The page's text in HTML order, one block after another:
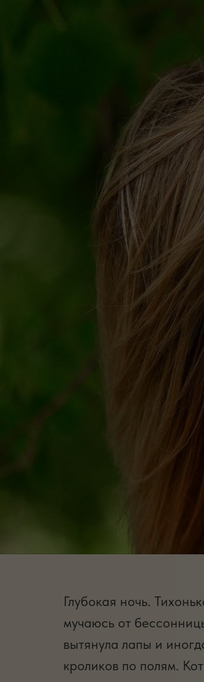
Глубокая ночь.
мучаюсь от
вытянула лапы и
кроликов по полям.